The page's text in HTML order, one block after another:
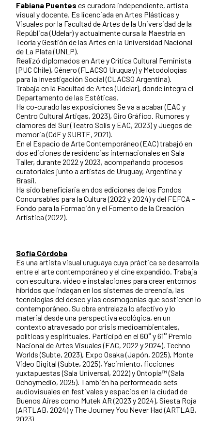
Fabiana Puentes es curadora independiente, artista
visual y docente. Es licenciada en Artes Plásticas y
Visuales por la Facultad de Artes de la Universidad de la
República (Udelar) y actualmente cursa la Maestría en
Teoría y Gestión de las Artes en la Universidad Nacional
de La Plata (UNLP).
Realizó diplomados en Arte y Crítica Cultural Feminista
(PUC Chile), Género (FLACSO Uruguay) y Metodologías
para la Investigación Social (CLACSO Argentina).
Trabaja en la Facultad de Artes (Udelar), donde integra el
Departamento de las Estéticas.
Ha co-curado las exposiciones Se va a acabar (EAC y
Centro Cultural Artigas, 2023), Giro Gráfico. Rumores y
clamores del Sur (Teatro Solís y EAC, 2023) y Juegos de
memoria (CdF y SUBTE, 2021).
En el Espacio de Arte Contemporáneo (EAC) trabajó en
dos ediciones de residencias internacionales en Sala
Taller, durante 2022 y 2023, acompañando procesos
curatoriales junto a artistas de Uruguay, Argentina y
Brasil.
Ha sido beneficiaria en dos ediciones de los Fondos
Concursables para la Cultura (2022 y 2024) y del FEFCA –
Fondo para la Formación y el Fomento de la Creación
Artística (2022).
Sofía Córdoba
Es una artista visual uruguaya cuya práctica se desarrolla
entre el arte contemporáneo y el cine expandido. Trabaja
con escultura, video e instalaciones para crear entornos
híbridos que indagan en los sistemas de creencia, las
tecnologías del deseo y las cosmogonías que sostienen lo
contemporáneo. Su obra entrelaza lo afectivo y lo
material desde una perspectiva ecológica, en un
contexto atravesado por crisis medioambientales,
políticas y espirituales. Participó en el 60° y 61° Premio
Nacional de Artes Visuales (EAC, 2022 y 2024), Techno
Worlds (Subte, 2023), Expo Osaka (Japón, 2025), Monte
Video Digital (Subte, 2025), Yacimiento, ficciones
yuxtapuestas (Sala Universal, 2022) y Ontopía™ (Sala
Ochoymedio, 2025). También ha performeado sets
audiovisuales en festivales y espacios en la ciudad de
Buenos Aires como Mutek AR (2023 y 2024), Siesta Roja
(ARTLAB, 2024) y The Journey You Never Had (ARTLAB,
2023).